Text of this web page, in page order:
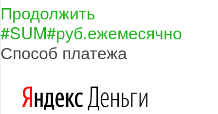
Продолжить
#SUM#руб.ежемесячно
Способ платежа